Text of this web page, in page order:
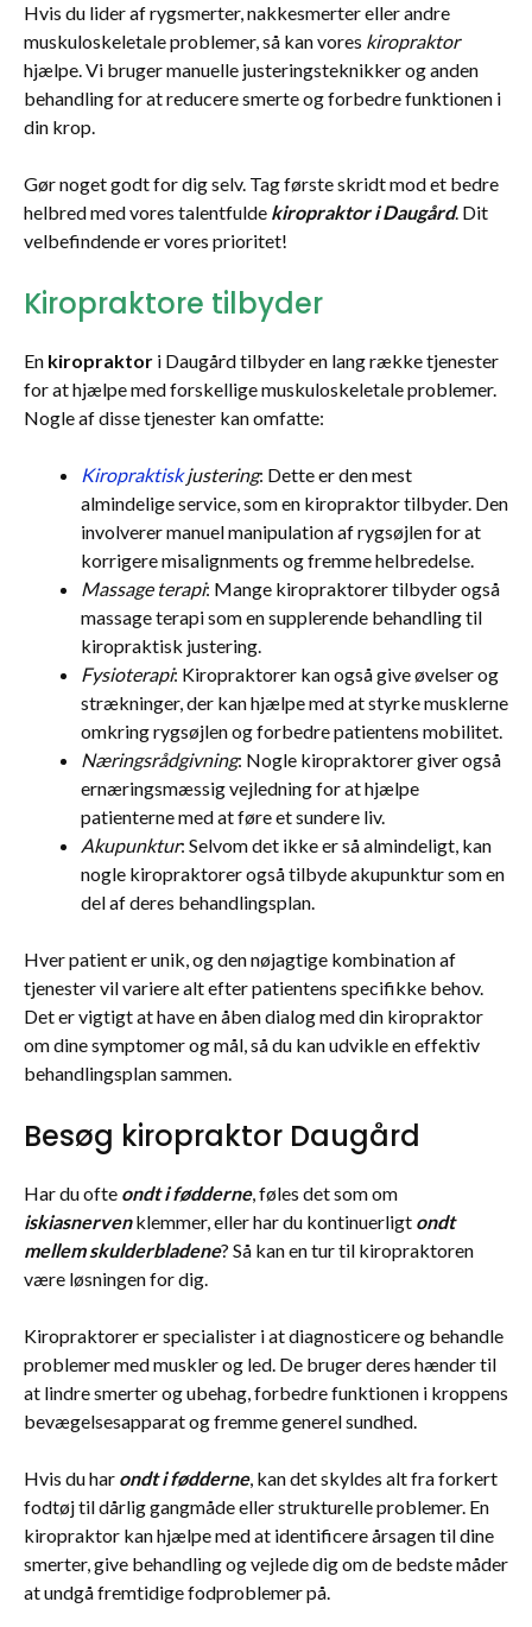
Hvis du lider af rygsmerter, nakkesmerter eller andre
muskuloskeletale problemer, så kan vores kiropraktor
hjælpe. Vi bruger manuelle justeringsteknikker og anden
behandling for at reducere smerte og forbedre funktionen i
din krop.
Gør noget godt for dig selv. Tag første skridt mod et bedre
helbred med vores talentfulde kiropraktor i Daugård. Dit
velbefindende er vores prioritet!
Kiropraktore tilbyder
En kiropraktor i Daugård tilbyder en lang række tjenester
for at hjælpe med forskellige muskuloskeletale problemer.
Nogle af disse tjenester kan omfatte:
Kiropraktiskjustering: Dette er den mest
almindelige service, som en kiropraktor tilbyder. Den
involverer manuel manipulation af rygsøjlen for at
korrigere misalignments og fremme helbredelse.
Massage terapi: Mange kiropraktorer tilbyder også
massage terapi som en supplerende behandling til
kiropraktisk justering.
Fysioterapi: Kiropraktorer kan også give øvelser og
strækninger, der kan hjælpe med at styrke musklerne
omkring rygsøjlen og forbedre patientens mobilitet.
Næringsrådgivning: Nogle kiropraktorer giver også
ernæringsmæssig vejledning for at hjælpe
patienterne med at føre et sundere liv.
Akupunktur: Selvom det ikke er så almindeligt, kan
nogle kiropraktorer også tilbyde akupunktur som en
del af deres behandlingsplan.
Hver patient er unik, og den nøjagtige kombination af
tjenester vil variere alt efter patientens specifikke behov.
Det er vigtigt at have en åben dialog med din kiropraktor
om dine symptomer og mål, så du kan udvikle en effektiv
behandlingsplan sammen.
Besøg kiropraktor Daugård
Har du ofte ondt i fødderne, føles det som om
iskiasnervenklemmer, eller har du kontinuerligt ondt
mellem skulderbladene? Så kan en tur til kiropraktoren
være løsningen for dig.
Kiropraktorer er specialister i at diagnosticere og behandle
problemer med muskler og led. De bruger deres hænder til
at lindre smerter og ubehag, forbedre funktionen i kroppens
bevægelsesapparat og fremme generel sundhed.
Hvis du har ondt i fødderne, kan det skyldes alt fra forkert
fodtøj til dårlig gangmåde eller strukturelle problemer. En
kiropraktor kan hjælpe med at identificere årsagen til dine
smerter, give behandling og vejlede dig om de bedste måder
at undgå fremtidige fodproblemer på.